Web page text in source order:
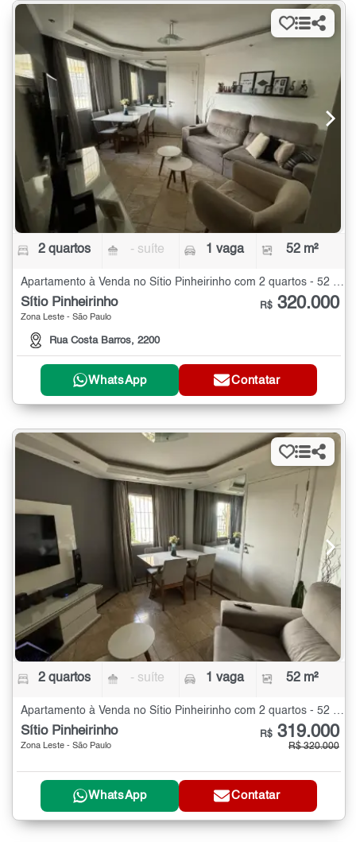
2 quartos - suíte 1 vaga 52 m²
Apartamento à Venda no Sítio Pinheirinho com 2 quartos - 52 m²
Sítio Pinheirinho
Zona Leste - São Paulo
Rua Costa Barros, 2200
R$ 320.000
WhatsApp Contatar
2 quartos - suíte 1 vaga 52 m²
Apartamento à Venda no Sítio Pinheirinho com 2 quartos - 52 m²
Sítio Pinheirinho
Zona Leste - São Paulo
R$ 319.000
R$ 320.000
WhatsApp Contatar